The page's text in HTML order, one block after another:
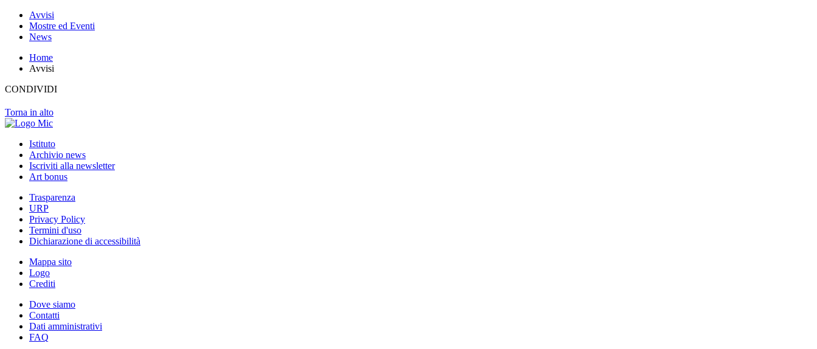
Avvisi
Mostre ed Eventi
News
Home
Avvisi
CONDIVIDI
Torna in alto
Istituto
Archivio news
Iscriviti alla newsletter
Art bonus
Trasparenza
URP
Privacy Policy
Termini d'uso
Dichiarazione di accessibilità
Mappa sito
Logo
Crediti
Dove siamo
Contatti
Dati amministrativi
FAQ